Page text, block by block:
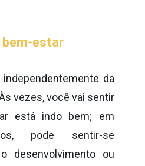
bem-estar
da
vezes, você vai sentir
está indo bem; em
pode sentir-se
desenvolvimento ou